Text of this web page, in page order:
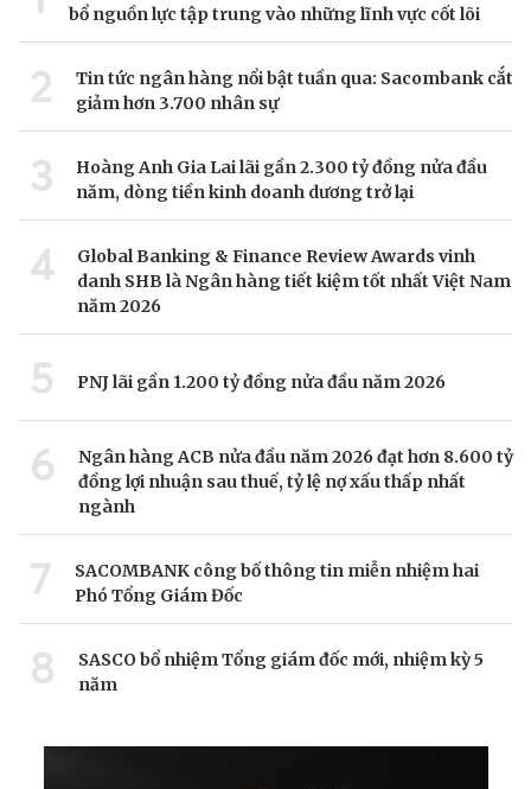
bổ nguồn lực tập trung vào những lĩnh vực cốt lõi
2
Tin tức ngân hàng nổi bật tuần qua: Sacombank cắt
giảm hơn 3.700 nhân sự
3
Hoàng Anh Gia Lai lãi gần 2.300 tỷ đồng nửa đầu
năm, dòng tiền kinh doanh dương trở lại
4
Global Banking & Finance Review Awards vinh
danh SHB là Ngân hàng tiết kiệm tốt nhất Việt Nam
năm 2026
5 PNJ lãi gần 1.200 tỷ đồng nửa đầu năm 2026
6
Ngân hàng ACB nửa đầu năm 2026 đạt hơn 8.600 tỷ
đồng lợi nhuận sau thuế, tỷ lệ nợ xấu thấp nhất
ngành
7
SACOMBANK công bố thông tin miễn nhiệm hai
Phó Tổng Giám Đốc
8
SASCO bổ nhiệm Tổng giám đốc mới, nhiệm kỳ 5
năm